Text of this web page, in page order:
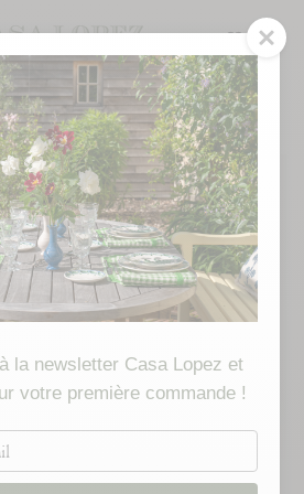
la newsletter Casa Lopez et
votre première commande !